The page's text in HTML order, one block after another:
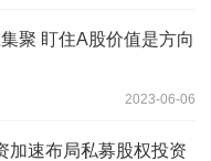
聚 盯住A股价值是方向
2023-06-06
加速布局私募股权投资